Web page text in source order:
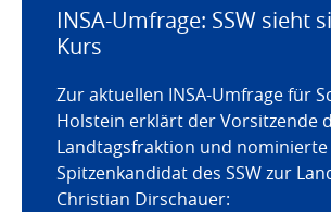
INSA-Umfrage: SSW sieht
Kurs
Zur aktuellen INSA-Umfrage für
Holstein erklärt der Vorsitzende
Landtagsfraktion und nominierte
Spitzenkandidat des SSW zur
Christian Dirschauer: